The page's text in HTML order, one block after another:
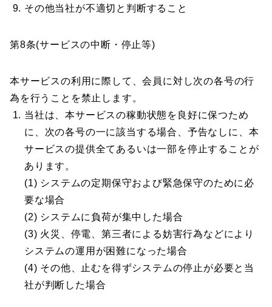
その他当社が不適切と判断すること
第8条(サービスの中断・停止等)
本サービスの利用に際して、会員に対し次の各号の行
為を行うことを禁止します。
当社は、本サービスの稼動状態を良好に保つため
に、次の各号の一に該当する場合、予告なしに、本
サービスの提供全てあるいは一部を停止することが
あります。
(1) システムの定期保守および緊急保守のために必
要な場合
(2) システムに負荷が集中した場合
(3) 火災、停電、第三者による妨害行為などにより
システムの運用が困難になった場合
(4) その他、止むを得ずシステムの停止が必要と当
社が判断した場合